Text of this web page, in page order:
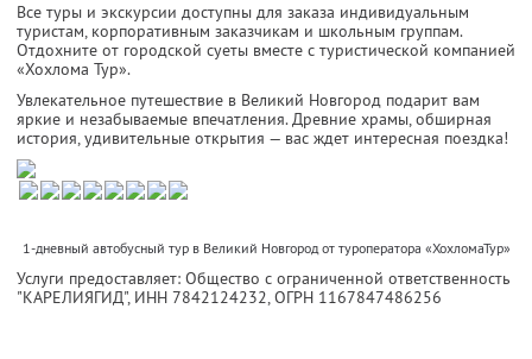
Все туры и экскурсии доступны для заказа индивидуальным
туристам, корпоративным заказчикам и школьным группам.
Отдохните от городской суеты вместе с туристической компанией
«Хохлома Тур».
Увлекательное путешествие в Великий Новгород подарит вам
яркие и незабываемые впечатления. Древние храмы, обширная
история, удивительные открытия — вас ждет интересная поездка!
1-дневный автобусный тур в Великий Новгород от туроператора «ХохломаТур»
Услуги предоставляет: Общество с ограниченной ответственность
"КАРЕЛИЯГИД", ИНН 7842124232, ОГРН 1167847486256